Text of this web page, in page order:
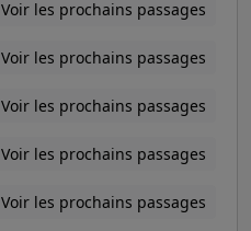
Voir les prochains passages
Voir les prochains passages
Voir les prochains passages
Voir les prochains passages
Voir les prochains passages